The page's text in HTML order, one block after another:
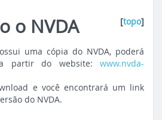
o NVDA [topo]
uma cópia do NVDA, poderá
partir do website: www.nvda-
e você encontrará um link
do NVDA.